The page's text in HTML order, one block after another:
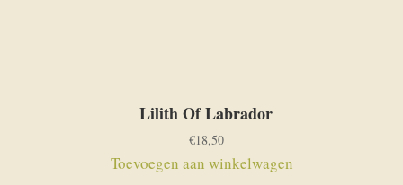
Lilith Of Labrador
€18,50
Toevoegen aan winkelwagen